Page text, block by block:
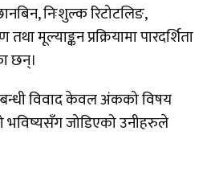
निःशुल्क रिटोटलिङ,
तथा मूल्याङ्कन प्रक्रियामा पारदर्शिता
छन्।
विवाद केवल अंकको विषय
भविष्यसँग जोडिएको उनीहरुले